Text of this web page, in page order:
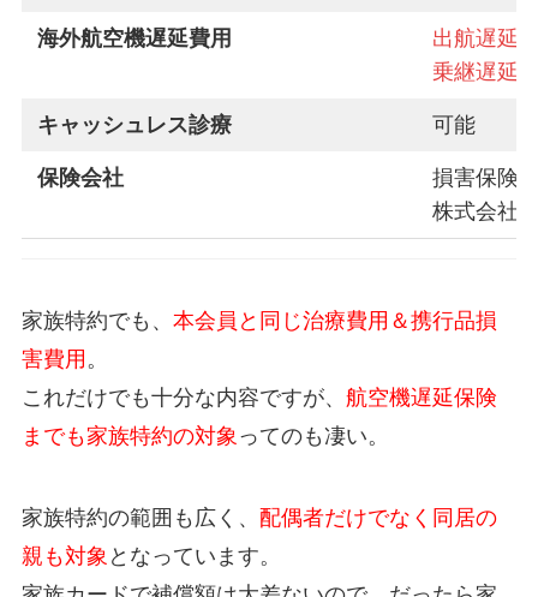
海外航空機遅延費用
出航遅延3
乗継遅延3
キャッシュレス診療 可能
保険会社
損害保険
株式会社
家族特約でも、 本会員と同じ治療費用＆携行品損
害費用 。
これだけでも十分な内容ですが、 航空機遅延保険
までも家族特約の対象ってのも凄い。
家族特約の範囲も広く、 配偶者だけでなく同居の
親も対象 となっています。